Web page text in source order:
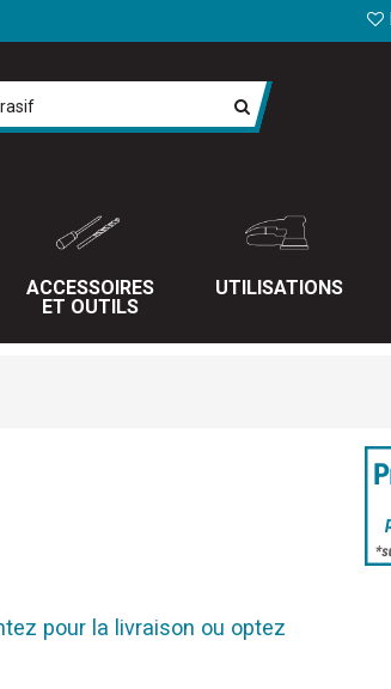
ACCESSOIRES
ET OUTILS
UTILISATIONS
pour la livraison ou optez